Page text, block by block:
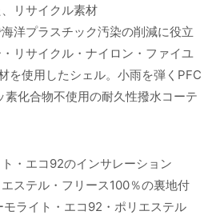
リサイクル素材
洋プラスチック汚染の削減に役立
リサイクル・ナイロン・ファイユ
を使用したシェル。小雨を弾くPFC
素化合物不使用の耐久性撥水コーテ
・エコ92のインサレーション
ステル・フリース100％の裏地付
ライト・エコ92・ポリエステル